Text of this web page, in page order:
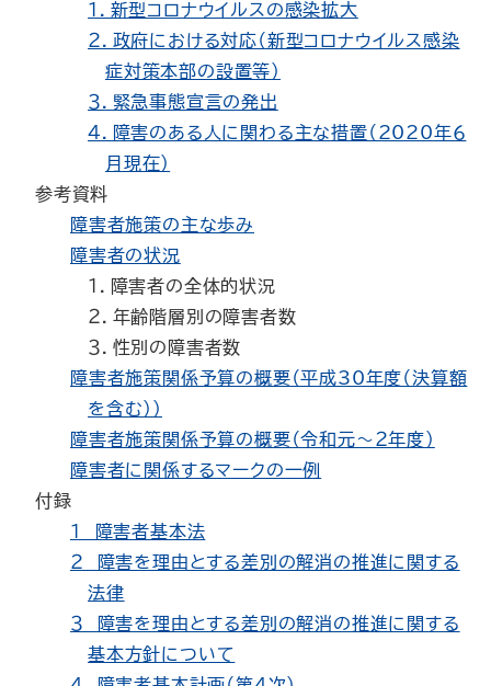
１．新型コロナウイルスの感染拡大
２．政府における対応（新型コロナウイルス感染
症対策本部の設置等）
３．緊急事態宣言の発出
４．障害のある人に関わる主な措置（2020年６
月現在）
参考資料
障害者施策の主な歩み
障害者の状況
１．障害者の全体的状況
２．年齢階層別の障害者数
３．性別の障害者数
障害者施策関係予算の概要（平成30年度（決算額
を含む））
障害者施策関係予算の概要（令和元～２年度）
障害者に関係するマークの一例
付録
１ 障害者基本法
２ 障害を理由とする差別の解消の推進に関する
法律
３ 障害を理由とする差別の解消の推進に関する
基本方針について